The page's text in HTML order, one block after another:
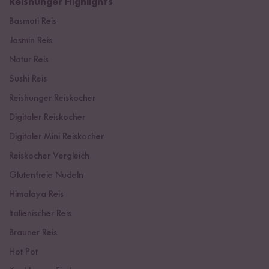
Reishunger Highlights
Basmati Reis
Jasmin Reis
Natur Reis
Sushi Reis
Reishunger Reiskocher
Digitaler Reiskocher
Digitaler Mini Reiskocher
Reiskocher Vergleich
Glutenfreie Nudeln
Himalaya Reis
Italienischer Reis
Brauner Reis
Hot Pot